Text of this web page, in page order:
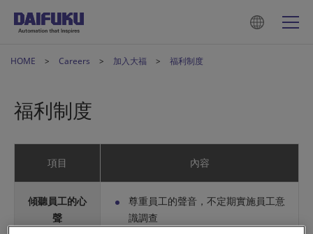
HOME Careers 加入大福 福利制度
福利制度
項目 內容
傾聽員工的心
聲
尊重員工的聲音，不定期實施員工意
識調查